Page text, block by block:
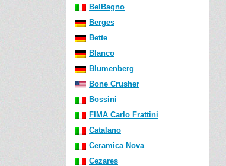
BelBagno
Berges
Bette
Blanco
Blumenberg
Bone Crusher
Bossini
FIMA Carlo Frattini
Catalano
Ceramica Nova
Cezares